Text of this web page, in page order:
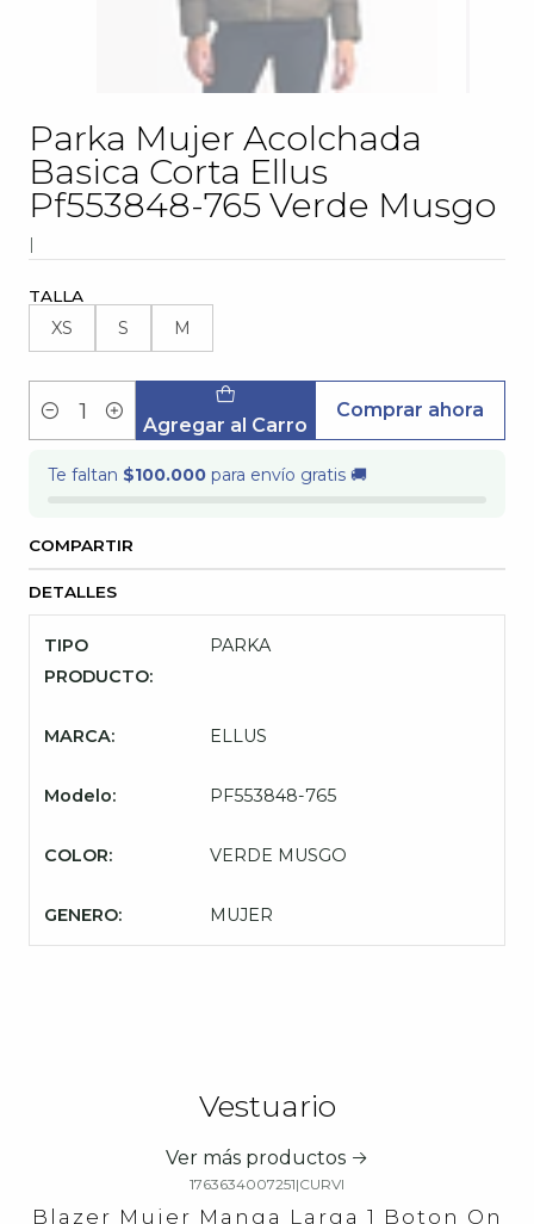
Parka Mujer Acolchada
Basica Corta Ellus
Pf553848-765 Verde Musgo
|
TALLA
XS S M
Cantidad Agregar al Carro
Comprar ahora
Te faltan $100.000 para envío gratis 🚚
COMPARTIR
DETALLES
TIPO
PRODUCTO:
PARKA
MARCA: ELLUS
Modelo: PF553848-765
COLOR: VERDE MUSGO
GENERO: MUJER
Vestuario
Ver más productos
OFF
1763634007251|CURVI
Blazer Mujer Manga Larga 1 Boton On